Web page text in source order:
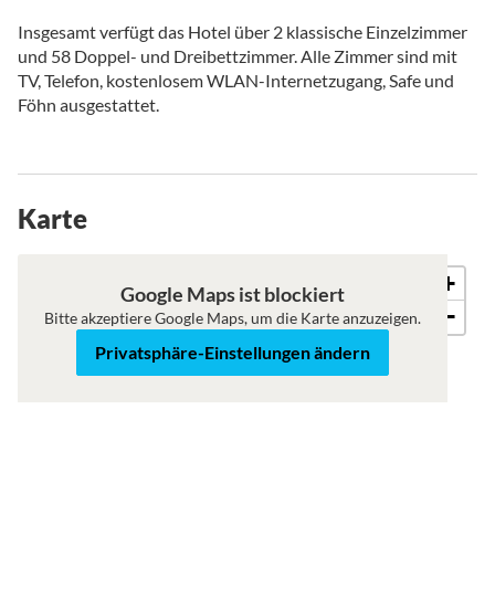
Insgesamt verfügt das Hotel über 2 klassische Einzelzimmer
und 58 Doppel- und Dreibettzimmer. Alle Zimmer sind mit
TV, Telefon, kostenlosem WLAN-Internetzugang, Safe und
Föhn ausgestattet.
Karte
Satellit
+
−
Google Maps ist blockiert
Bitte akzeptiere Google Maps, um die Karte anzuzeigen.
Privatsphäre-Einstellungen ändern